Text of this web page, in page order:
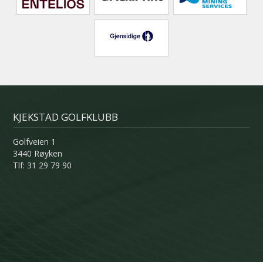
KJEKSTAD GOLFKLUBB
Golfveien 1
3440 Røyken
Tlf: 31 29 79 90